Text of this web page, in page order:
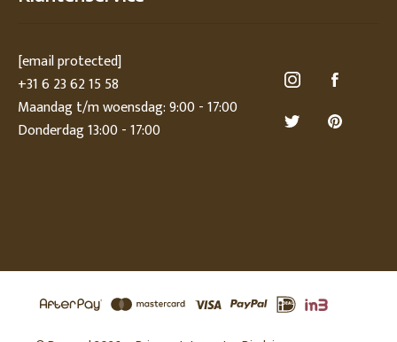
[email protected]
+31 6 23 62 15 58
Maandag t/m woensdag: 9:00 - 17:00
Donderdag 13:00 - 17:00